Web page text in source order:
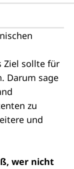
Ziel sollte für
Darum sage
zu
und
wer nicht